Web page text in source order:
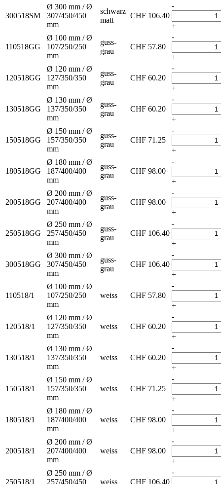
300518SM
Ø 300 mm / Ø
307/450/450
mm
schwarz
matt
CHF 106.40
-
+
110518GG
Ø 100 mm / Ø
107/250/250
mm
guss-
grau
CHF 57.80
-
+
120518GG
Ø 120 mm / Ø
127/350/350
mm
guss-
grau
CHF 60.20
-
+
130518GG
Ø 130 mm / Ø
137/350/350
mm
guss-
grau
CHF 60.20
-
+
150518GG
Ø 150 mm / Ø
157/350/350
mm
guss-
grau
CHF 71.25
-
+
180518GG
Ø 180 mm / Ø
187/400/400
mm
guss-
grau
CHF 98.00
-
+
200518GG
Ø 200 mm / Ø
207/400/400
mm
guss-
grau
CHF 98.00
-
+
250518GG
Ø 250 mm / Ø
257/450/450
mm
guss-
grau
CHF 106.40
-
+
300518GG
Ø 300 mm / Ø
307/450/450
mm
guss-
grau
CHF 106.40
-
+
110518/1
Ø 100 mm / Ø
107/250/250
mm
weiss CHF 57.80
-
+
120518/1
Ø 120 mm / Ø
127/350/350
mm
weiss CHF 60.20
-
+
130518/1
Ø 130 mm / Ø
137/350/350
mm
weiss CHF 60.20
-
+
150518/1
Ø 150 mm / Ø
157/350/350
mm
weiss CHF 71.25
-
+
180518/1
Ø 180 mm / Ø
187/400/400
mm
weiss CHF 98.00
-
+
200518/1
Ø 200 mm / Ø
207/400/400
mm
weiss CHF 98.00
-
+
250518/1
Ø 250 mm / Ø
257/450/450
weiss CHF 106.40
-